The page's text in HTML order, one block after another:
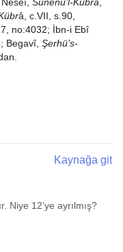
â, c.VII, s.90,
no:4032; İbn-i Ebî
Begavî, Şerhü’s-
Kaynağa git
Niye 12’ye ayrılmış?